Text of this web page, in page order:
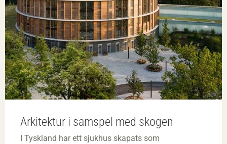
Arkitektur i samspel med skogen
I Tyskland har ett sjukhus skapats som